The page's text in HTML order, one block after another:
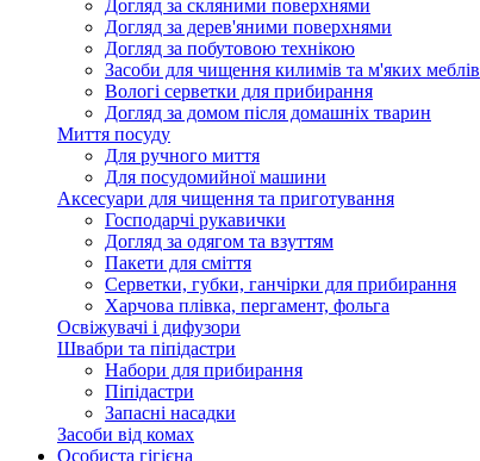
Догляд за скляними поверхнями
Догляд за дерев'яними поверхнями
Догляд за побутовою технікою
Засоби для чищення килимів та м'яких меблів
Вологі серветки для прибирання
Догляд за домом після домашніх тварин
Миття посуду
Для ручного миття
Для посудомийної машини
Аксесуари для чищення та приготування
Господарчі рукавички
Догляд за одягом та взуттям
Пакети для сміття
Серветки, губки, ганчірки для прибирання
Харчова плівка, пергамент, фольга
Освіжувачі і дифузори
Швабри та піпідастри
Набори для прибирання
Піпідастри
Запасні насадки
Засоби від комах
Особиста гігієна